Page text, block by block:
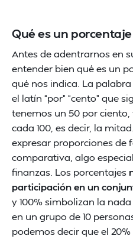
Qué es un porcentaje
Antes de adentrarnos en
entender bien qué es un
qué nos indica. La
el latín “por” “cento” que
tenemos un 50 por
cada 100, es decir, la
expresar proporciones de
comparativa, algo
finanzas. Los porcentajes
participación en un
y 100% simbolizan la
en un grupo de 10
podemos decir que el